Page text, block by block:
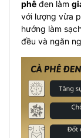
phê đen làm
với lượng vừa
hướng làm
đều và ngăn